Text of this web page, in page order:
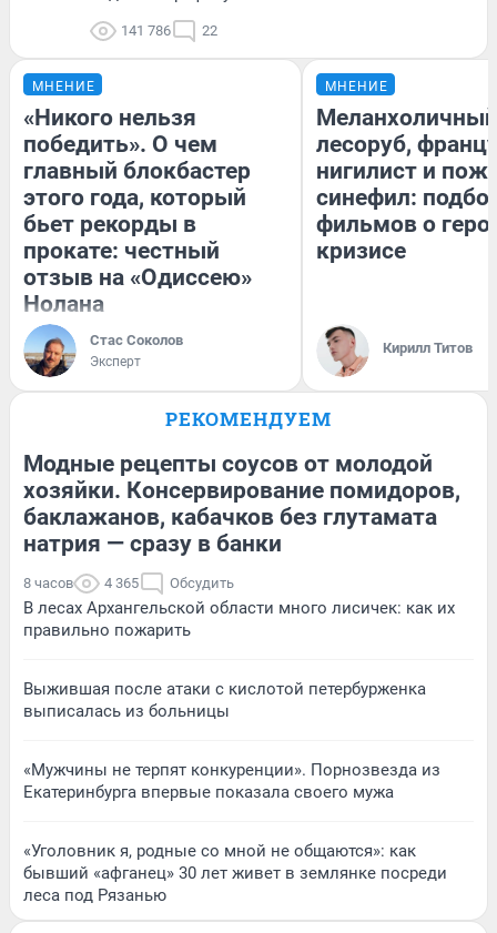
141 786 22
МНЕНИЕ
«Никого нельзя
победить». О чем
главный блокбастер
этого года, который
бьет рекорды в
прокате: честный
отзыв на «Одиссею»
Нолана
Стас Соколов
Эксперт
МНЕНИЕ
Меланхоличный
лесоруб,
нигилист и
синефил:
фильмов о
кризисе
Кирилл Титов
РЕКОМЕНДУЕМ
Модные рецепты соусов от молодой
хозяйки. Консервирование помидоров,
баклажанов, кабачков без глутамата
натрия — сразу в банки
8 часов 4 365 Обсудить
В лесах Архангельской области много лисичек: как их
правильно пожарить
Выжившая после атаки с кислотой петербурженка
выписалась из больницы
«Мужчины не терпят конкуренции». Порнозвезда из
Екатеринбурга впервые показала своего мужа
«Уголовник я, родные со мной не общаются»: как
бывший «афганец» 30 лет живет в землянке посреди
леса под Рязанью